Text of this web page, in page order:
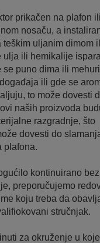
prikačen na plafon
nosaču, a
teškim uljanim dimom
ulja ili hemikalije
se puno dima ili
ili gde se
to može dovesti
naših proizvoda
razgradnje, što
dovesti do
plafona.
kontinuirano
preporučujemo
koju treba da
stručnjak.
za okruženje u